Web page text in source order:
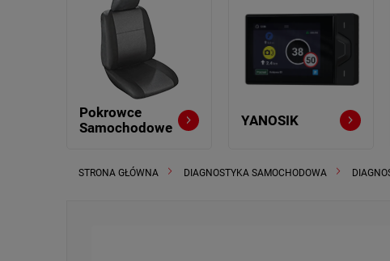
Pokrowce
Samochodowe
YANOSIK
STRONA GŁÓWNA DIAGNOSTYKA SAMOCHODOWA